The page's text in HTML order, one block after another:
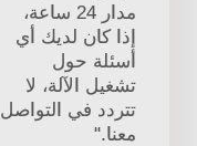
مدار 24 ساعة،
إذا كان لديك أي
أسئلة حول
تشغيل الآلة، لا
تتردد في التواصل
معنا."